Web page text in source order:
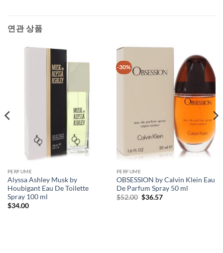
연관 상품
PERFUME
Alyssa Ashley Musk by
Houbigant Eau De Toilette
Spray 100 ml
$34.00
-30%
PERFUME
OBSESSION by Calvin Klein Eau
De Parfum Spray 50 ml
$52.00 원
$36.57현